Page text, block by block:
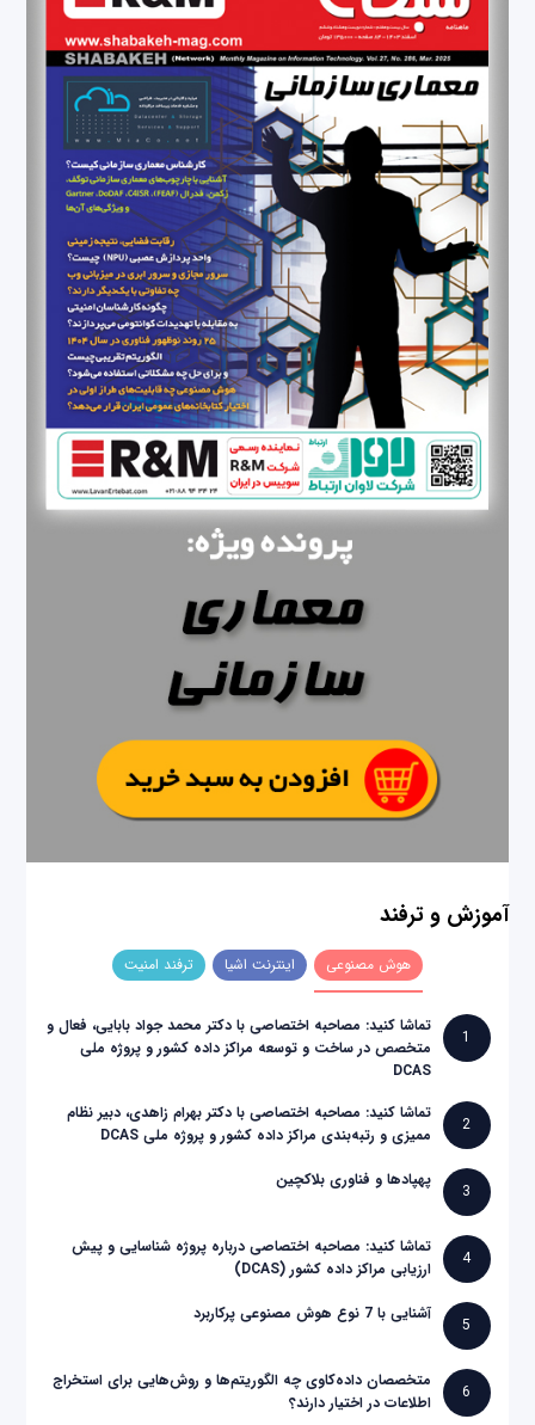
آموزش و ترفند
هوش مصنوعی اینترنت اشیا ترفند امنیت
1
تماشا کنید: مصاحبه اختصاصی با دکتر محمد جواد بابایی، فعال و
متخصص در ساخت و توسعه مراکز داده کشور و پروژه ملی
DCAS
2
تماشا کنید: مصاحبه اختصاصی با دکتر بهرام زاهدی، دبیر نظام
ممیزی و رتبه‌بندی مراکز داده کشور و پروژه ملی DCAS
3
پهپادها و فناوری بلاکچین
4
تماشا کنید: مصاحبه اختصاصی درباره پروژه شناسایی و پیش
ارزیابی مراکز داده کشور (DCAS)
5
آشنایی با 7 نوع هوش مصنوعی پرکاربرد
6
متخصصان داده‌کاوی چه الگوریتم‌ها و روش‌هایی برای استخراج
اطلاعات در اختیار دارند؟